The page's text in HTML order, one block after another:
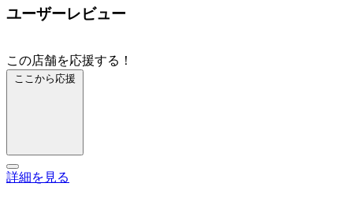
ユーザーレビュー
この店舗を応援する！
ここから応援
詳細を見る